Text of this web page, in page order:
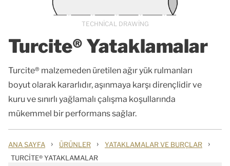
Turcite® Yataklamalar
Turcite® malzemeden üretilen ağır yük rulmanları
boyut olarak kararlıdır, aşınmaya karşı dirençlidir ve
kuru ve sınırlı yağlamalı çalışma koşullarında
mükemmel bir performans sağlar.
TECHNICAL DRAWING
ANA SAYFA › ÜRÜNLER › YATAKLAMALAR VE BURÇLAR ›
TURCITE® YATAKLAMALAR